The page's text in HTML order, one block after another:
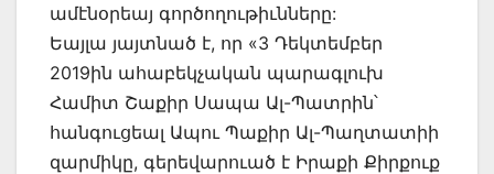
ամէնօրեայ գործողութիւնները:
Եայլա յայտնած է, որ «3 Դեկտեմբեր
2019ին ահաբեկչական պարագլուխ
Համիտ Շաքիր Սապա Ալ-Պատրին՝
հանգուցեալ Ապու Պաքիր Ալ-Պաղտատիի
զարմիկը, գերեվարուած է Իրաքի Քիրքուք